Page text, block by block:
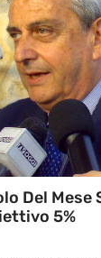
Del Mese
5%